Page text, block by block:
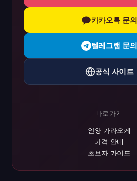
카카오톡 문의
텔레그램 문의
공식 사이트
바로가기
안양 가라오케
가격 안내
초보자 가이드